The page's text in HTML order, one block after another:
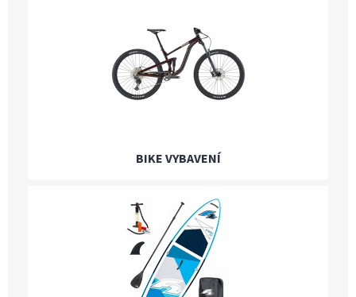
BIKE VYBAVENÍ